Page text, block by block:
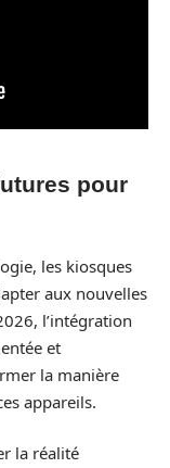
pour
les kiosques
aux nouvelles
l’intégration
et
la manière
appareils.
la réalité